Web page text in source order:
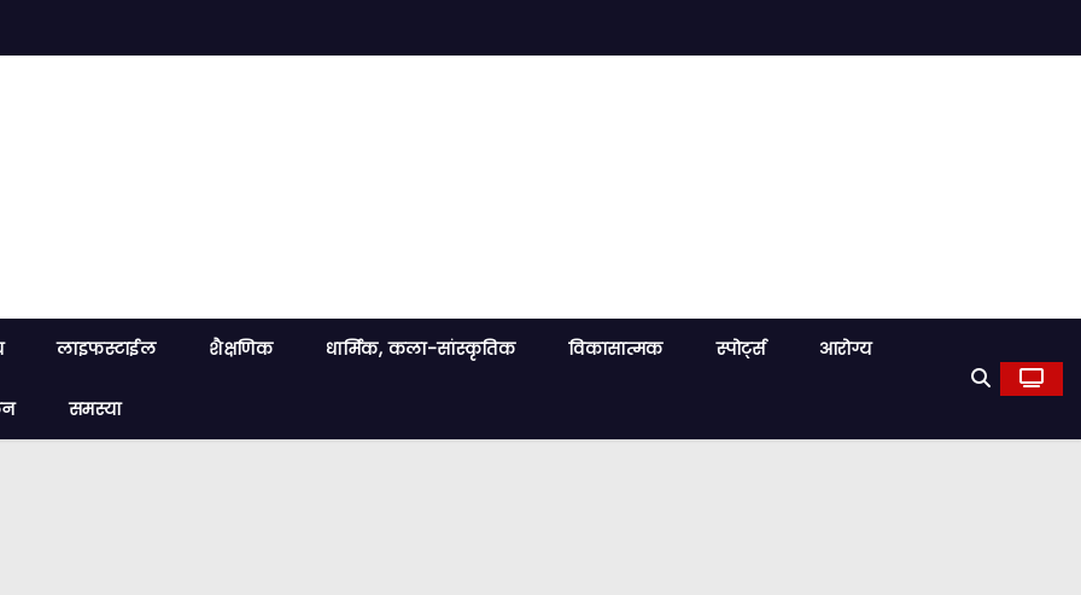
लाइफस्टाईल शैक्षणिक धार्मिक, कला-सांस्कृतिक विकासात्मक स्पोर्ट्स आरोग्य
समस्या